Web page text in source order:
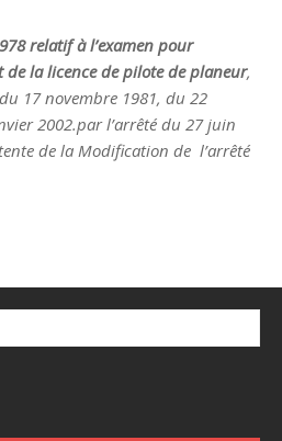
relatif à l’examen pour
de la licence de pilote de planeur,
17 novembre 1981, du 22
2002.par l’arrêté du 27 juin
de la Modification de l’arrêté